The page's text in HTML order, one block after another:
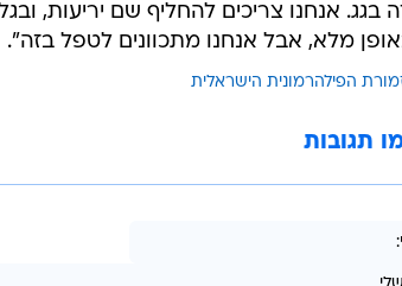
בגג. אנחנו צריכים להחליף שם יריעות,
מלא, אבל אנחנו מתכוונים לטפל בזה".
הפילהרמונית הישראלית
תגובות